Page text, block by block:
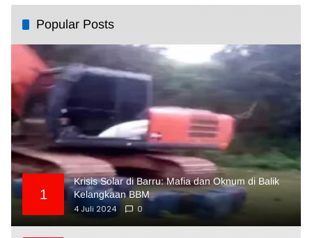
Popular Posts
1
Krisis Solar di Barru: Mafia dan Oknum di Balik
Kelangkaan BBM
4 Juli 2024
0